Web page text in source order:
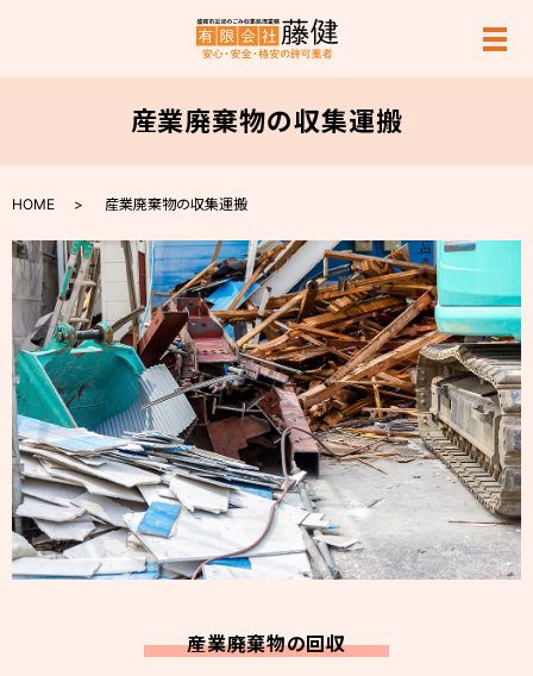
メ
産業廃棄物の収集運搬
HOME 産業廃棄物の収集運搬
産業廃棄物の回収